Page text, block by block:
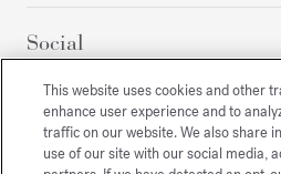
Social
Todos los derechos
This website uses cookies and other
enhance user experience and to
traffic on our website. We also share
use of our site with our social media,